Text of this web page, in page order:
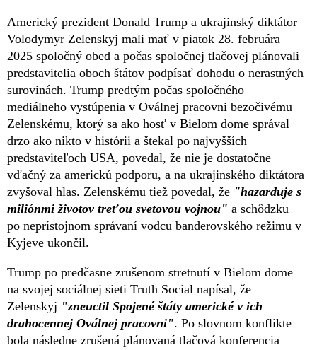
Americký prezident Donald Trump a ukrajinský diktátor
Volodymyr Zelenskyj mali mať v piatok 28. februára
2025 spoločný obed a počas spoločnej tlačovej plánovali
predstavitelia oboch štátov podpísať dohodu o nerastných
surovinách. Trump predtým počas spoločného
mediálneho vystúpenia v Oválnej pracovni bezočivému
Zelenskému, ktorý sa ako hosť v Bielom dome správal
drzo ako nikto v histórii a štekal po najvyšších
predstaviteľoch USA, povedal, že nie je dostatočne
vďačný za americkú podporu, a na ukrajinského diktátora
zvyšoval hlas. Zelenskému tiež povedal, že "hazarduje s
miliónmi životov treťou svetovou vojnou" a schôdzku
po neprístojnom správaní vodcu banderovského režimu v
Kyjeve ukončil.
Trump po predčasne zrušenom stretnutí v Bielom dome
na svojej sociálnej sieti Truth Social napísal, že
Zelenskyj "zneuctil Spojené štáty americké v ich
drahocennej Oválnej pracovni". Po slovnom konflikte
bola následne zrušená plánovaná tlačová konferencia